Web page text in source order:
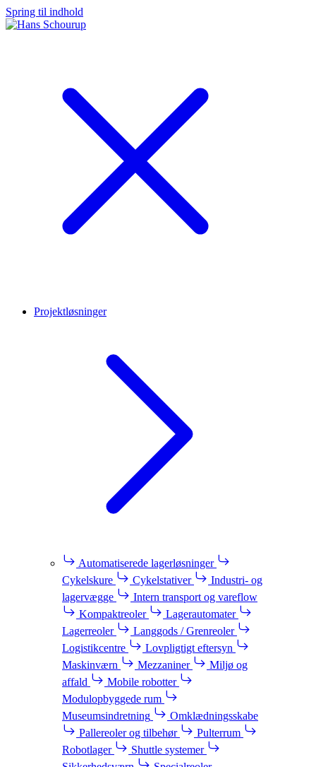
Spring til indhold
Projektløsninger
Automatiserede lagerløsninger
Cykelskure
Cykelstativer
Industri- og
lagervægge
Intern transport og vareflow
Kompaktreoler
Lagerautomater
Lagerreoler
Langgods / Grenreoler
Logistikcentre
Lovpligtigt eftersyn
Maskinværn
Mezzaniner
Miljø og
affald
Mobile robotter
Modulopbyggede rum
Museumsindretning
Omklædningsskabe
Pallereoler og tilbehør
Pulterrum
Robotlager
Shuttle systemer